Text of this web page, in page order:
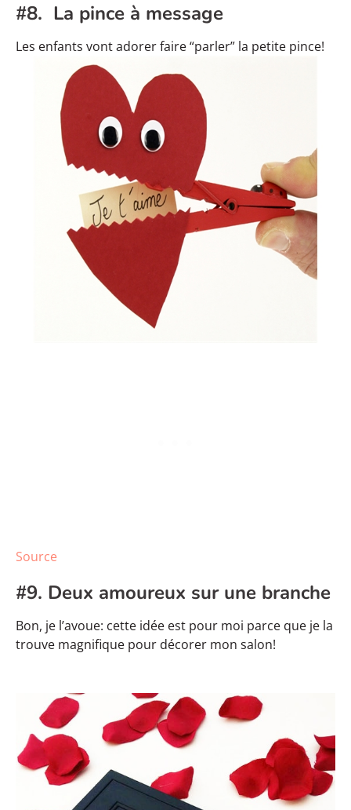
#8. La pince à message
Les enfants vont adorer faire “parler” la petite pince!
Source
#9. Deux amoureux sur une branche
Bon, je l’avoue: cette idée est pour moi parce que je la
trouve magnifique pour décorer mon salon!